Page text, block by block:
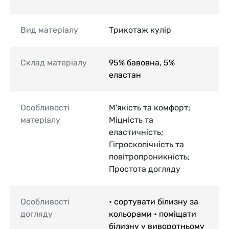
Вид матеріалу Трикотаж кулір
Склад матеріалу
95% бавовна, 5%
еластан
Особливості
матеріалу
М'якість та комфорт;
Міцність та
еластичність;
Гігроскопічність та
повітропроникність;
Простота догляду
Особливості
догляду
• сортувати білизну за
кольорами • поміщати
білизну у виворотньому